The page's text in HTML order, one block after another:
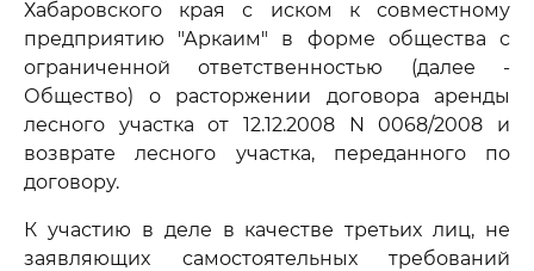
Хабаровского края с иском к совместному
предприятию "Аркаим" в форме общества с
ограниченной ответственностью (далее -
Общество) о расторжении договора аренды
лесного участка от 12.12.2008 N 0068/2008 и
возврате лесного участка, переданного по
договору.
К участию в деле в качестве третьих лиц, не
заявляющих самостоятельных требований